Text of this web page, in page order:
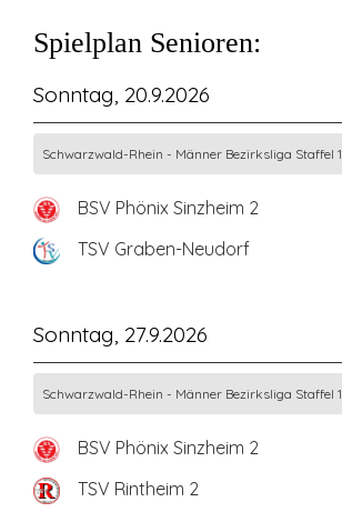
Spielplan Senioren:
Sonntag, 20.9.2026
Schwarzwald-Rhein - Männer Bezirksliga Staffel 1
BSV Phönix Sinzheim 2
TSV Graben-Neudorf
Sonntag, 27.9.2026
Schwarzwald-Rhein - Männer Bezirksliga Staffel 1
BSV Phönix Sinzheim 2
TSV Rintheim 2